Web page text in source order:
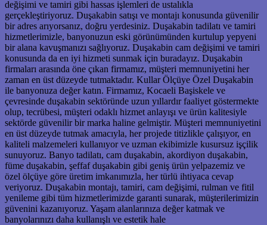
değişimi ve tamiri gibi hassas işlemleri de ustalıkla
gerçekleştiriyoruz. Duşakabin satışı ve montajı konusunda güvenilir
bir adres arıyorsanız, doğru yerdesiniz. Duşakabin tadilatı ve tamiri
hizmetlerimizle, banyonuzun eski görünümünden kurtulup yepyeni
bir alana kavuşmanızı sağlıyoruz. Duşakabin cam değişimi ve tamiri
konusunda da en iyi hizmeti sunmak için buradayız. Duşakabin
firmaları arasında öne çıkan firmamız, müşteri memnuniyetini her
zaman en üst düzeyde tutmaktadır. Kullar Ölçüye Özel Duşakabin
ile banyonuza değer katın. Firmamız, Kocaeli Başiskele ve
çevresinde duşakabin sektöründe uzun yıllardır faaliyet göstermekte
olup, tecrübesi, müşteri odaklı hizmet anlayışı ve ürün kalitesiyle
sektörde güvenilir bir marka haline gelmiştir. Müşteri memnuniyetini
en üst düzeyde tutmak amacıyla, her projede titizlikle çalışıyor, en
kaliteli malzemeleri kullanıyor ve uzman ekibimizle kusursuz işçilik
sunuyoruz. Banyo tadilatı, cam duşakabin, akordiyon duşakabin,
füme duşakabin, şeffaf duşakabin gibi geniş ürün yelpazemiz ve
özel ölçüye göre üretim imkanımızla, her türlü ihtiyaca cevap
veriyoruz. Duşakabin montajı, tamiri, cam değişimi, rulman ve fitil
yenileme gibi tüm hizmetlerimizde garanti sunarak, müşterilerimizin
güvenini kazanıyoruz. Yaşam alanlarınıza değer katmak ve
banyolarınızı daha kullanışlı ve estetik hale